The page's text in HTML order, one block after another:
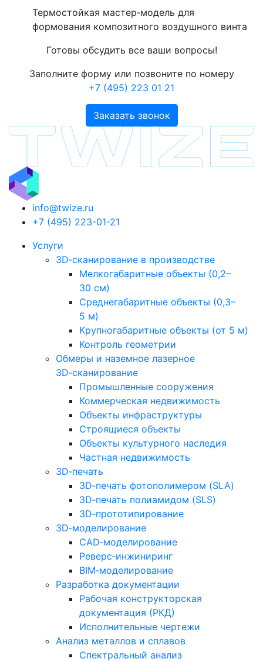
Термостойкая мастер‑модель для
формования композитного воздушного винта
Готовы обсудить все ваши вопросы!
Заполните форму или позвоните по номеру
+7 (495) 223 01 21
Заказать звонок
info@twize.ru
+7 (495) 223-01-21
Услуги
3D‑сканирование в производстве
Мелкогабаритные объекты (0,2–
30 см)
Среднегабаритные объекты (0,3–
5 м)
Крупногабаритные объекты (от 5 м)
Контроль геометрии
Обмеры и наземное лазерное
3D‑сканирование
Промышленные сооружения
Коммерческая недвижимость
Объекты инфраструктуры
Строящиеся объекты
Объекты культурного наследия
Частная недвижимость
3D‑печать
3D‑печать фотополимером (SLA)
3D‑печать полиамидом (SLS)
3D‑прототипирование
3D‑моделирование
CAD‑моделирование
Реверс‑инжиниринг
BIM‑моделирование
Разработка документации
Рабочая конструкторская
документация (РКД)
Исполнительные чертежи
Анализ металлов и сплавов
Спектральный анализ